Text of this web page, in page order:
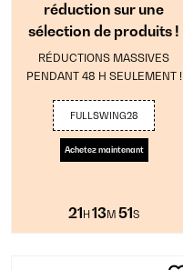
réduction sur une
sélection de produits !
RÉDUCTIONS MASSIVES
PENDANT 48 H SEULEMENT !
FULLSWING28
Achetez maintenant
21 H13M 50S